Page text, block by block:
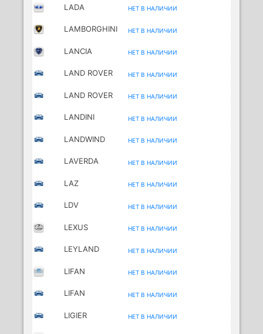
LADA НЕТ В НАЛИЧИИ
LAMBORGHINI НЕТ В НАЛИЧИИ
LANCIA НЕТ В НАЛИЧИИ
LAND ROVER НЕТ В НАЛИЧИИ
LAND ROVER
НЕТ В НАЛИЧИИ
LANDINI НЕТ В НАЛИЧИИ
LANDWIND
НЕТ В НАЛИЧИИ
LAVERDA
НЕТ В НАЛИЧИИ
LAZ НЕТ В НАЛИЧИИ
LDV НЕТ В НАЛИЧИИ
LEXUS НЕТ В НАЛИЧИИ
LEYLAND НЕТ В НАЛИЧИИ
LIFAN НЕТ В НАЛИЧИИ
LIFAN
НЕТ В НАЛИЧИИ
LIGIER НЕТ В НАЛИЧИИ